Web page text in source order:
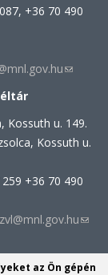
+36 70 490
(link
mail)
Kossuth u. 149.
Kossuth u.
+36 70 490
(link
e-
az Ön gépén